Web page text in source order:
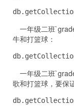
一年级二班
牛和打篮球：
一年级二班
歌和打篮球，要保